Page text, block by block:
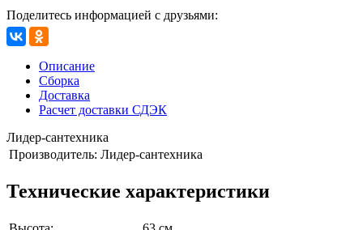
Поделитесь информацией с друзьями:
Описание
Сборка
Доставка
Расчет доставки СДЭК
Лидер-сантехника
Производитель: Лидер-сантехника
Технические характеристики